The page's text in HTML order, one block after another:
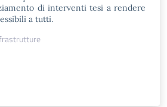
di interventi tesi a rendere
a tutti.